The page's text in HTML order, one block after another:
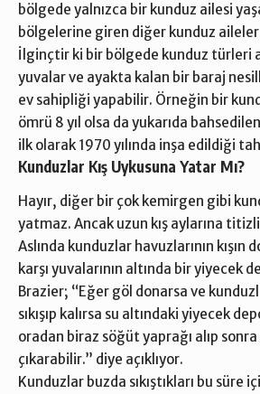
bölgede yalnızca bir kunduz ailesi
bölgelerine giren diğer kunduz
İlginçtir ki bir bölgede kunduz türleri
yuvalar ve ayakta kalan bir baraj
ev sahipliği yapabilir. Örneğin bir
ömrü 8 yıl olsa da yukarıda
ilk olarak 1970 yılında inşa edildiği
Kunduzlar Kış Uykusuna Yatar Mı?
Hayır, diğer bir çok kemirgen gibi
yatmaz. Ancak uzun kış aylarına
Aslında kunduzlar havuzlarının kışın
karşı yuvalarının altında bir yiyecek
Brazier; “Eğer göl donarsa ve
sıkışıp kalırsa su altındaki yiyecek
oradan biraz söğüt yaprağı alıp
çıkarabilir.” diye açıklıyor.
Kunduzlar buzda sıkıştıkları bu süre